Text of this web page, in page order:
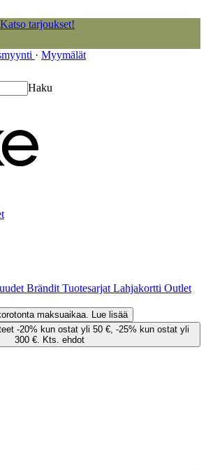
tarjoukset!
· Myymälät
Haku
Brändit Tuotesarjat Lahjakortti Outlet
maksuaikaa. Lue lisää
-20% kun ostat yli 50 €, -25% kun ostat yli
300 €. Kts. ehdot